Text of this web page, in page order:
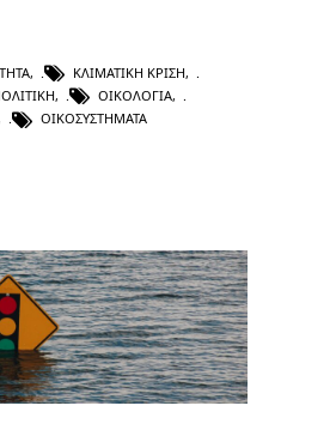
, ΚΛΙΜΑΤΙΚΉ ΚΡΊΣΗ,
, ΟΙΚΟΛΟΓΊΑ,
ΟΙΚΟΣΥΣΤΉΜΑΤΑ